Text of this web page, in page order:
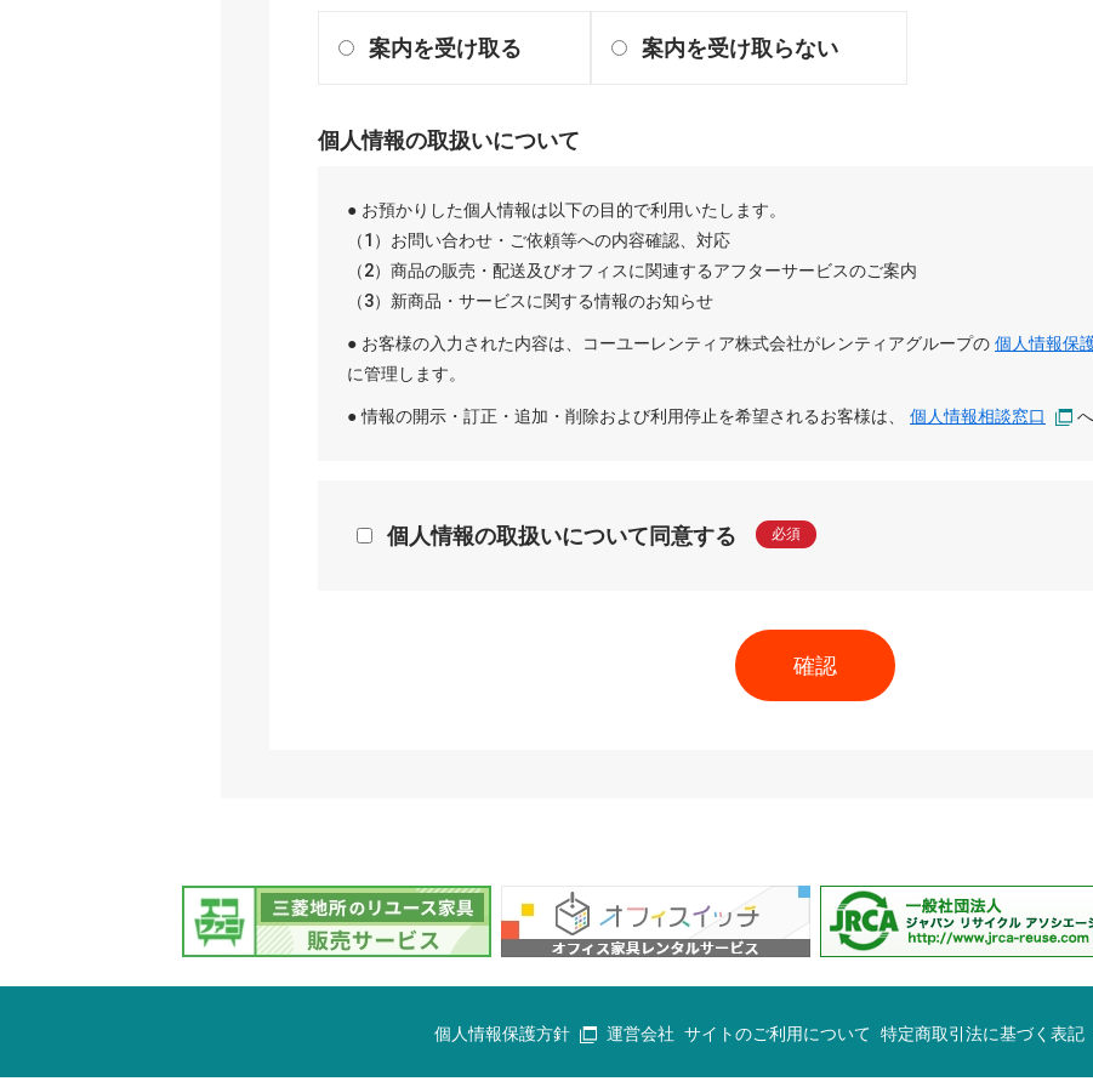
案内を受け取る 案内を受け取らない
個人情報の取扱いについて
● お預かりした個人情報は以下の目的で利用いたします。
（1）お問い合わせ・ご依頼等への内容確認、対応
（2）商品の販売・配送及びオフィスに関連するアフターサービスのご案内
（3）新商品・サービスに関する情報のお知らせ
● お客様の入力された内容は、 コーユーレンティア株式会社がレンティアグループの 個人情報保
に管理します。
● 情報の開示・訂正・追加・削除および利用停止を希望されるお客様は、 個人情報相談窓口
個人情報の取扱いについて同意する 必須
個人情報保護方針 運営会社 サイトのご利用について 特定商取引法に基づく表記